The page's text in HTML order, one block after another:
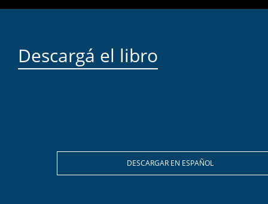
Descargá el libro
DESCARGAR EN ESPAÑOL